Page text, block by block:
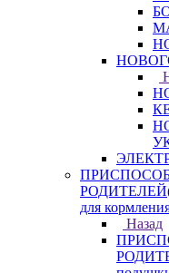
для
Назад